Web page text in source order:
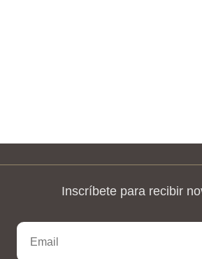
Inscríbete para recibir